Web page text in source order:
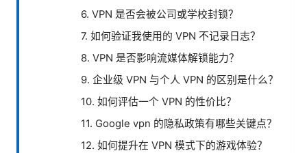
6. VPN 是否会被公司或学校封锁？
7. 如何验证我使用的 VPN 不记录日志？
8. VPN 是否影响流媒体解锁能力？
9. 企业级 VPN 与个人 VPN 的区别是什么？
10. 如何评估一个 VPN 的性价比？
11. Google vpn 的隐私政策有哪些关键点？
12. 如何提升在 VPN 模式下的游戏体验？